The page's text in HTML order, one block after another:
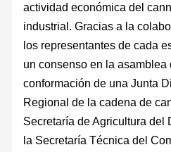
actividad económica del
industrial. Gracias a la
los representantes de cada
un consenso en la asamblea
conformación de una Junta
Regional de la cadena de
Secretaría de Agricultura del
la Secretaría Técnica del